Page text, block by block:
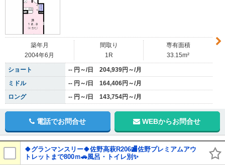
築年月
2004年6月
間取り
1R
専有面積
33.15m²
ショート
-- 円～/日 204,939円～/月
ミドル
-- 円～/日 164,406円～/月
ロング
-- 円～/日 143,754円～/月
電話でお問合せ WEBからお問合せ
🍀グランマンスリー🍀佐野高萩R206🏬佐野プレミアムアウ
トレットまで800ｍ🚗風呂・トイレ別✨